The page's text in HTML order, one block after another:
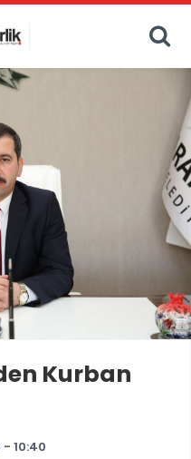
Kurban
10:40